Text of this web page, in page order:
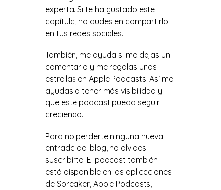
experta. Si te ha gustado este
capítulo, no dudes en compartirlo
en tus redes sociales.
También, me ayuda si me dejas un
comentario y me regalas unas
estrellas en Apple Podcasts. Así me
ayudas a tener más visibilidad y
que este podcast pueda seguir
creciendo.
Para no perderte ninguna nueva
entrada del blog, no olvides
suscribirte. El podcast también
está disponible en las aplicaciones
de Spreaker, Apple Podcasts,